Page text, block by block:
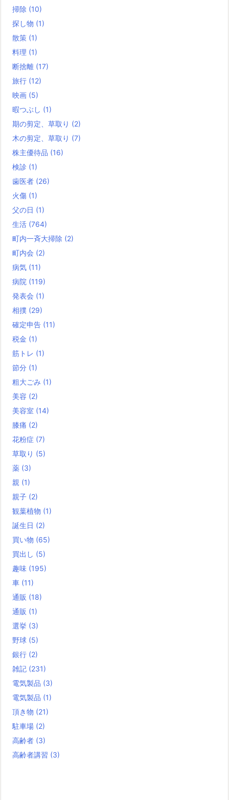
掃除 (10)
探し物 (1)
散策 (1)
料理 (1)
断捨離 (17)
旅行 (12)
映画 (5)
暇つぶし (1)
期の剪定、草取り (2)
木の剪定、草取り (7)
株主優待品 (16)
検診 (1)
歯医者 (26)
火傷 (1)
父の日 (1)
生活 (764)
町内一斉大掃除 (2)
町内会 (2)
病気 (11)
病院 (119)
発表会 (1)
相撲 (29)
確定申告 (11)
税金 (1)
筋トレ (1)
節分 (1)
粗大ごみ (1)
美容 (2)
美容室 (14)
膝痛 (2)
花粉症 (7)
草取り (5)
薬 (3)
親 (1)
親子 (2)
観葉植物 (1)
誕生日 (2)
買い物 (65)
買出し (5)
趣味 (195)
車 (11)
通販 (18)
通販 (1)
選挙 (3)
野球 (5)
銀行 (2)
雑記 (231)
電気製品 (3)
電気製品 (1)
頂き物 (21)
駐車場 (2)
高齢者 (3)
高齢者講習 (3)